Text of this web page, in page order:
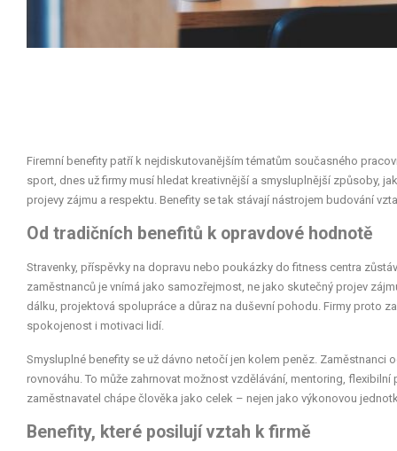
Firemní benefity patří k nejdiskutovanějším tématům současného
sport, dnes už firmy musí hledat kreativnější a smysluplnější způsoby,
projevy zájmu a respektu. Benefity se tak stávají nástrojem budování
Od tradičních benefitů k opravdové hodnotě
Stravenky, příspěvky na dopravu nebo poukázky do fitness centra
zaměstnanců je vnímá jako samozřejmost, ne jako skutečný projev
dálku, projektová spolupráce a důraz na duševní pohodu. Firmy proto
spokojenost i motivaci lidí.
Smysluplné benefity se už dávno netočí jen kolem peněz.
rovnováhu. To může zahrnovat možnost vzdělávání, mentoring,
zaměstnavatel chápe člověka jako celek – nejen jako výkonovou
Benefity, které posilují vztah k firmě